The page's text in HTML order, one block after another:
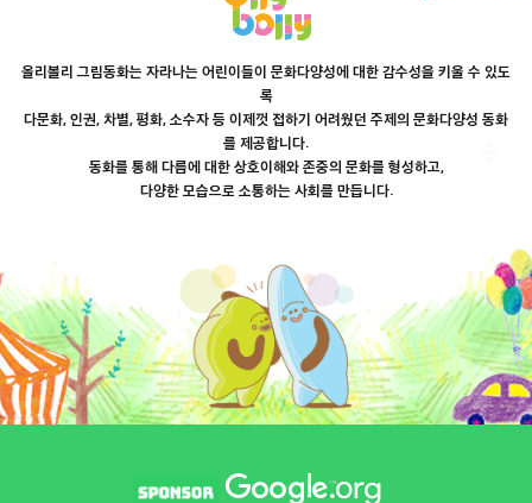
올리볼리 그림동화는 자라나는 어린이들이 문화다양성에 대한 감수성을 키울 수 있도
록
다문화, 인권, 차별, 평화, 소수자 등 이제껏 접하기 어려웠던 주제의 문화다양성 동화
를 제공합니다.
동화를 통해 다름에 대한 상호이해와 존중의 문화를 형성하고,
다양한 모습으로 소통하는 사회를 만듭니다.